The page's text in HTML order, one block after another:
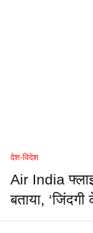
देश-विदेश
Air India
बताया,